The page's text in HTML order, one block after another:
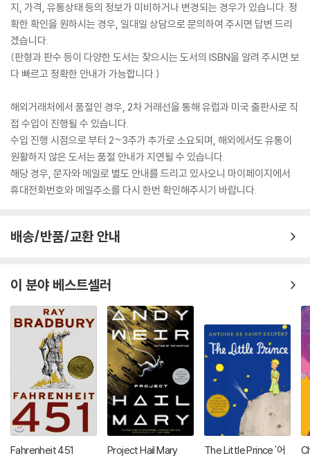
지, 가격, 유통상태 등의 정보가 미비하거나 변경되는 경우가 있습니다. 정
확한 확인을 원하시는 경우, 일대일 상담으로 문의하여 주시면 답변 드리
겠습니다.
(판형과 판수 등이 다양한 도서는 찾으시는 도서의 ISBN을 알려 주시면 보
다 빠르고 정확한 안내가 가능합니다.)
해외거래처에서 품절인 경우, 2차 거래선을 통해 유럽과 미국 출판사로 직
접 수입이 진행될 수 있습니다.
수입 진행 시점으로 부터 2~3주가 추가로 소요되며, 해외에서도 유통이
원활하지 않은 도서는 품절 안내가 지연될 수 있습니다.
해당 경우, 문자와 메일로 별도 안내를 드리고 있사오니 마이페이지에서
휴대전화번호와 메일주소를 다시 한번 확인해주시기 바랍니다.
배송/반품/교환 안내
이 분야 베스트셀러
Fahrenheit 451 Project Hail Mary
The Little Prince '어